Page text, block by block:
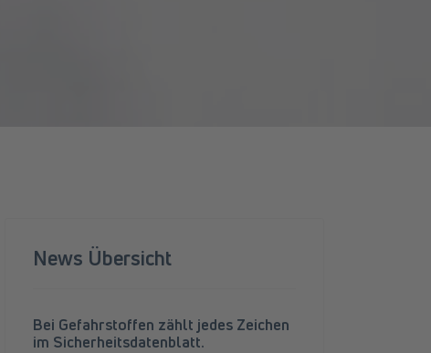
News Übersicht
Bei Gefahrstoffen zählt jedes Zeichen
im Sicherheitsdatenblatt.